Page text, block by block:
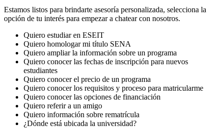
Estamos listos para brindarte asesoría personalizada, selecciona la
opción de tu interés para empezar a chatear con nosotros.
Quiero estudiar en ESEIT
Quiero homologar mi título SENA
Quiero ampliar la información sobre un programa
Quiero conocer las fechas de inscripción para nuevos
estudiantes
Quiero conocer el precio de un programa
Quiero conocer los requisitos y proceso para matricularme
Quiero conocer las opciones de financiación
Quiero referir a un amigo
Quiero información sobre rematrícula
¿Dónde está ubicada la universidad?